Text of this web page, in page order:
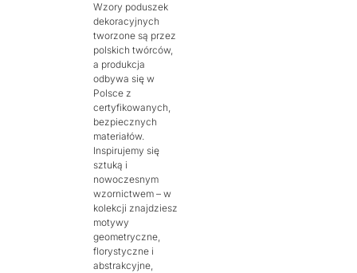
Wzory poduszek
dekoracyjnych
tworzone są przez
polskich twórców,
a produkcja
odbywa się w
Polsce z
certyfikowanych,
bezpiecznych
materiałów.
Inspirujemy się
sztuką i
nowoczesnym
wzornictwem – w
kolekcji znajdziesz
motywy
geometryczne,
florystyczne i
abstrakcyjne,